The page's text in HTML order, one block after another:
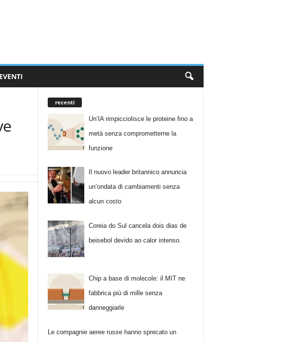
EVENTI
recenti
Un’IA rimpicciolisce le proteine fino a
metà senza comprometterne la
funzione
Il nuovo leader britannico annuncia
un’ondata di cambiamenti senza
alcun costo
Coreia do Sul cancela dois dias de
beisebol devido ao calor intenso.
Chip a base di molecole: il MIT ne
fabbrica più di mille senza
danneggiarle
Le compagnie aeree russe hanno sprecato un